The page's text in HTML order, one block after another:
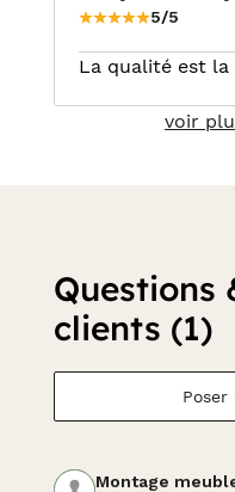
5/5
La qualité est la
voir
Questions
clients (1)
Montage